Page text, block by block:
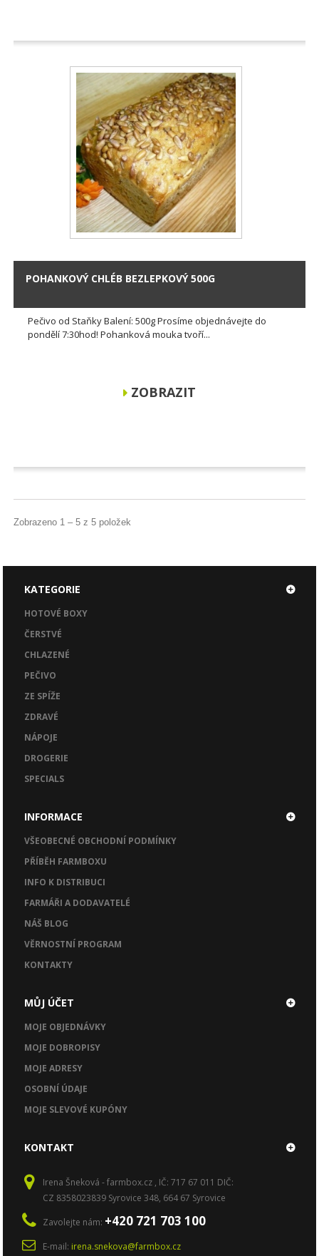
POHANKOVÝ CHLÉB BEZLEPKOVÝ 500G
Pečivo od Staňky Balení: 500g Prosíme objednávejte do
pondělí 7:30hod! Pohanková mouka tvoří...
ZOBRAZIT
Zobrazeno 1 – 5 z 5 položek
KATEGORIE
HOTOVÉ BOXY
ČERSTVÉ
CHLAZENÉ
PEČIVO
ZE SPÍŽE
ZDRAVÉ
NÁPOJE
DROGERIE
SPECIALS
INFORMACE
VŠEOBECNÉ OBCHODNÍ PODMÍNKY
PŘÍBĚH FARMBOXU
INFO K DISTRIBUCI
FARMÁŘI A DODAVATELÉ
NÁŠ BLOG
VĚRNOSTNÍ PROGRAM
KONTAKTY
MŮJ ÚČET
MOJE OBJEDNÁVKY
MOJE DOBROPISY
MOJE ADRESY
OSOBNÍ ÚDAJE
MOJE SLEVOVÉ KUPÓNY
KONTAKT
Irena Šneková - farmbox.cz , IČ: 717 67 011 DIČ:
CZ 8358023839 Syrovice 348, 664 67 Syrovice
Zavolejte nám: +420 721 703 100
E-mail: irena.snekova@farmbox.cz